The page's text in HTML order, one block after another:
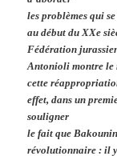
les problèmes qui
au début duXXe
Fédération
Antonioli montre le
cette
effet, dans un
souligner
le fait que
révolutionnaire : il